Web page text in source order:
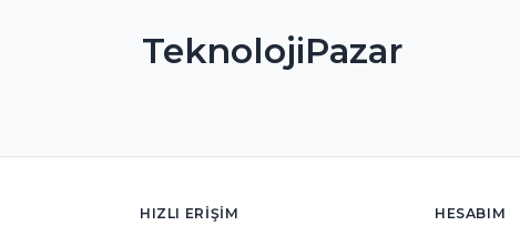
TeknolojiPazar
HIZLI ERIŞIM HESABIM